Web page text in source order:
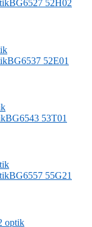
BG6527 52H02
BG6537 52E01
BG6543 53T01
BG6557 55G21